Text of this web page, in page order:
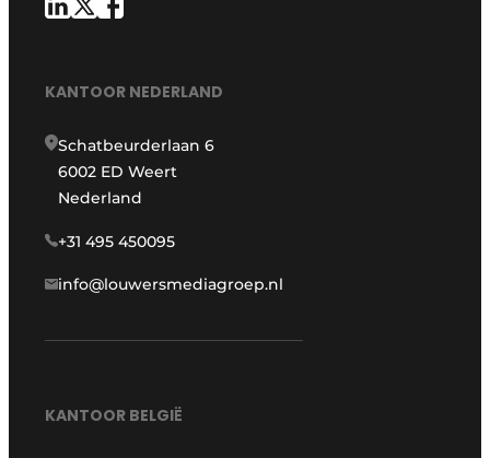
KANTOOR NEDERLAND
Schatbeurderlaan 6
6002 ED Weert
Nederland
+31 495 450095
info@louwersmediagroep.nl
KANTOOR BELGIË